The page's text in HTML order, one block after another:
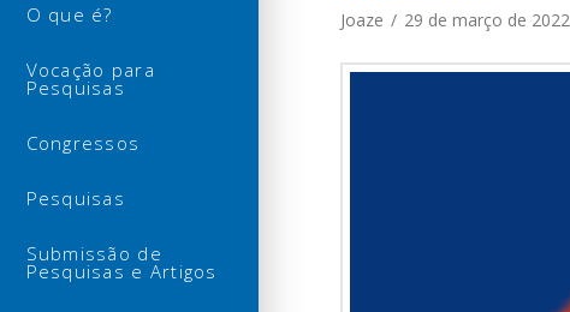
O que é?
Vocação para
Pesquisas
Congressos
Pesquisas
Submissão de
Pesquisas e Artigos
Joaze 29 de março de 2022